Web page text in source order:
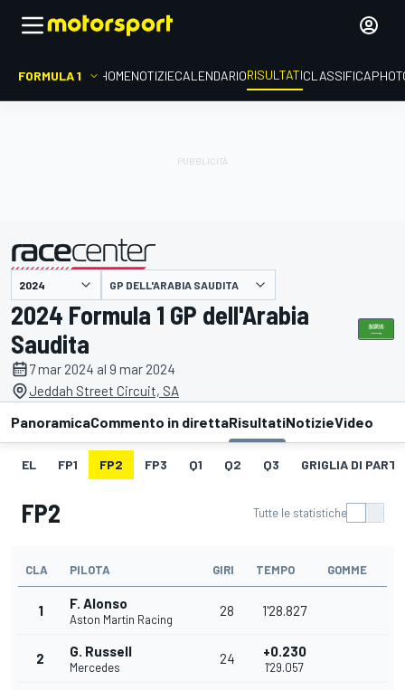
FORMULA 1 HOMENOTIZIECALENDARIORISULTATICLASSIFICA
presentato da GP DELL'ARABIA SAUDITA
2024 Formula 1 GP dell'Arabia
Saudita
7 mar 2024 al 9 mar 2024
Jeddah Street Circuit, SA
PanoramicaCommento in direttaRisultatiNotizieVideo
EL FP1 FP2 FP3 Q1 Q2 Q3 GRIGLIA DI
FP2 Tutte le statistiche
CLA PILOTA GIRI TEMPO GOMME
1 F. Alonso
Aston Martin Racing
28 1'28.827
2 G. Russell
Mercedes
24 +0.230
1'29.057